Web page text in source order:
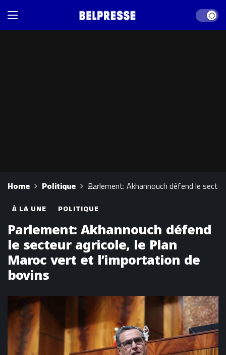
Dark
Home Politique Parlement: Akhannouch défend le
À LA UNE POLITIQUE
Parlement: Akhannouch défend
le secteur agricole, le Plan
Maroc vert et l’importation de
bovins